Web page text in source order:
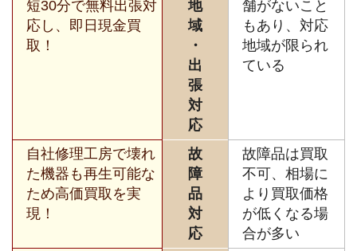
短30分で無料出張対
応し、即日現金買
取！
地
域
・
出
張
対
応
舗がないこと
もあり、対応
地域が限られ
ている
自社修理工房で壊れ
た機器も再生可能な
ため高価買取を実
現！
故
障
品
対
応
故障品は買取
不可、相場に
より買取価格
が低くなる場
合が多い